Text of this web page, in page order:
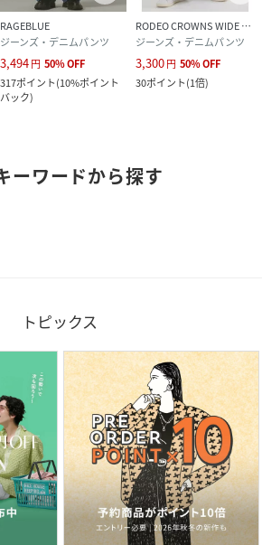
RAGEBLUE
ジーンズ・デニムパンツ
3,494円 50%OFF
317ポイント(10%ポイント
バック)
RODEO CROWNS WIDE BOWL
ジーンズ・デニムパンツ
3,300円 50%OFF
30ポイント(1倍)
ーワードから探す
トピックス